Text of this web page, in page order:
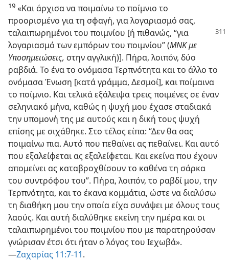
19 «Και άρχισα να ποιμαίνω το ποίμνιο το
προορισμένο για τη σφαγή, για λογαριασμό σας,
ταλαιπωρημένοι του ποιμνίου [ή πιθανώς, “για
λογαριασμό των εμπόρων του ποιμνίου” (ΜΝΚ με
Υποσημειώσεις, στην αγγλική)]. Πήρα, λοιπόν, δύο
ραβδιά. Το ένα το ονόμασα Τερπνότητα και το άλλο το
ονόμασα Ένωση [κατά γράμμα, Δεσμοί], και ποίμαινα
το ποίμνιο. Και τελικά εξάλειψα τρεις ποιμένες σε έναν
σεληνιακό μήνα, καθώς η ψυχή μου έχασε σταδιακά
την υπομονή της με αυτούς και η δική τους ψυχή
επίσης με σιχάθηκε. Στο τέλος είπα: “Δεν θα σας
ποιμαίνω πια. Αυτό που πεθαίνει ας πεθαίνει. Και αυτό
που εξαλείφεται ας εξαλείφεται. Και εκείνα που έχουν
απομείνει ας καταβροχθίσουν το καθένα τη σάρκα
του συντρόφου του”. Πήρα, λοιπόν, το ραβδί μου, την
Τερπνότητα, και το έκανα κομμάτια, ώστε να διαλύσω
τη διαθήκη μου την οποία είχα συνάψει με όλους τους
λαούς. Και αυτή διαλύθηκε εκείνη την ημέρα και οι
ταλαιπωρημένοι του ποιμνίου που με παρατηρούσαν
γνώρισαν έτσι ότι ήταν ο λόγος του Ιεχωβά».​
—⁠Ζαχαρίας 11:​7⁠-⁠11.